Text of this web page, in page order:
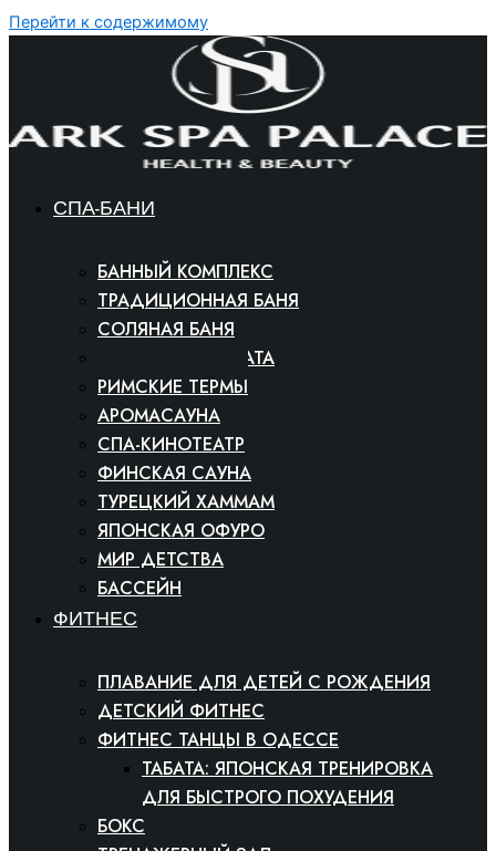
Перейти к содержимому
СПА-БАНИ
БАННЫЙ КОМПЛЕКС
ТРАДИЦИОННАЯ БАНЯ
СОЛЯНАЯ БАНЯ
СНЕЖНАЯ КОМНАТА
РИМСКИЕ ТЕРМЫ
АРОМАСАУНА
СПА-КИНОТЕАТР
ФИНСКАЯ САУНА
ТУРЕЦКИЙ ХАММАМ
ЯПОНСКАЯ ОФУРО
МИР ДЕТСТВА
БАССЕЙН
ФИТНЕС
ПЛАВАНИЕ ДЛЯ ДЕТЕЙ С РОЖДЕНИЯ
ДЕТСКИЙ ФИТНЕС
ФИТНЕС ТАНЦЫ В ОДЕССЕ
ТАБАТА: ЯПОНСКАЯ ТРЕНИРОВКА
ДЛЯ БЫСТРОГО ПОХУДЕНИЯ
БОКС